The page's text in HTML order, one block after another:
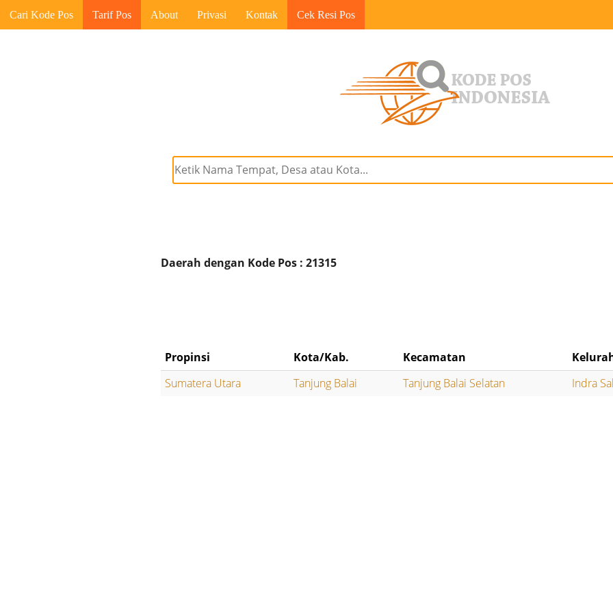
Cari Kode Pos Tarif Pos About Privasi Kontak Cek Resi Pos
Daerah dengan Kode Pos : 21315
Propinsi Kota/Kab. Kecamatan
Sumatera Utara
Tanjung Balai Tanjung Balai Selatan Indra